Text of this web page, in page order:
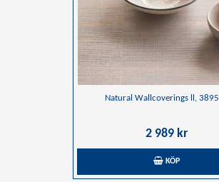
Natural Wallcoverings ll,
2 989 kr
KÖP